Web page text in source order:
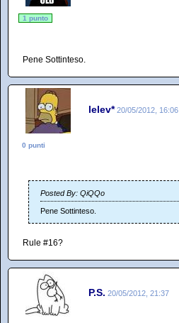
1 punto
Pene Sottinteso.
lelev* 20/05/2012, 16:06
0 punti
Posted By: QiQQo
Pene Sottinteso.
Rule #16?
P.S. 20/05/2012, 21:37